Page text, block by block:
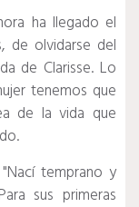
ha llegado el
de olvidarse del
de Clarisse. Lo
tenemos que
de la vida que
"Nací temprano y
Para sus primeras